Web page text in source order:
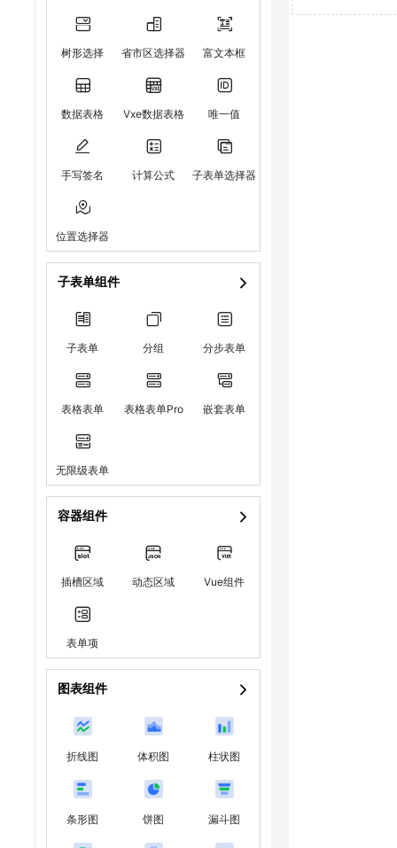
树形选择 省市区选择器 富文本框
数据表格 Vxe数据表格 唯一值
手写签名 计算公式 子表单选择器
位置选择器
子表单组件
子表单 分组 分步表单
表格表单 表格表单Pro 嵌套表单
无限级表单
容器组件
插槽区域 动态区域 Vue组件
表单项
图表组件
折线图 体积图 柱状图
条形图 饼图 漏斗图